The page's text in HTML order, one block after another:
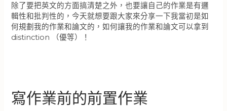
除了要把英文的方面搞清楚之外，也要讓自己的作業是有邏
輯性和批判性的，今天就想要跟大家來分享一下我當初是如
何規劃我的作業和論文的，如何讓我的作業和論文可以拿到
distinction （優等）！
寫作業前的前置作業